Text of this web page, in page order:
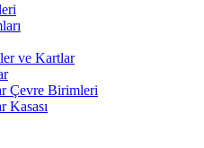
ve Kartlar
Çevre Birimleri
Kasası